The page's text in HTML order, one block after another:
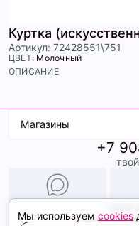
Куртка
Артикул: 72428551\751
ЦВЕТ: Молочный
ОПИСАНИЕ
Магазины
ТК Терминал
ТРК Континент
+7
Политика
Мы используем cookies